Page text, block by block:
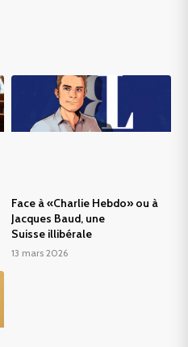
Face à «Charlie Hebdo» ou à
Jacques Baud, une
Suisse illibérale
13 mars 2026